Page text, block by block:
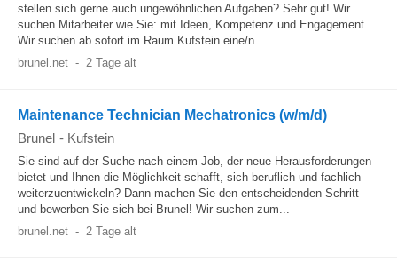
stellen sich gerne auch ungewöhnlichen Aufgaben? Sehr gut! Wir
suchen Mitarbeiter wie Sie: mit Ideen, Kompetenz und Engagement.
Wir suchen ab sofort im Raum Kufstein eine/n...
brunel.net - 2 Tage alt
Maintenance Technician Mechatronics (w/m/d)
Brunel - Kufstein
Sie sind auf der Suche nach einem Job, der neue Herausforderungen
bietet und Ihnen die Möglichkeit schafft, sich beruflich und fachlich
weiterzuentwickeln? Dann machen Sie den entscheidenden Schritt
und bewerben Sie sich bei Brunel! Wir suchen zum...
brunel.net - 2 Tage alt